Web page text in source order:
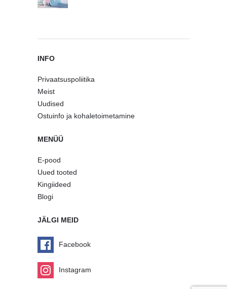
INFO
Privaatsuspoliitika
Meist
Uudised
Ostuinfo ja kohaletoimetamine
MENÜÜ
E-pood
Uued tooted
Kingiideed
Blogi
JÄLGI MEID
Facebook
Instagram